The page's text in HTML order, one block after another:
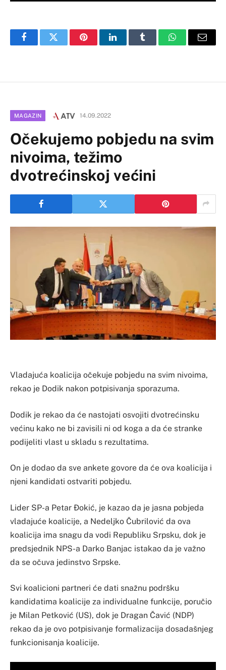
FacebookTwitter PinterestLinkedInTumblr WhatsAppEmail
MAGAZIN 14.09.2022
Očekujemo pobjedu na svim
nivoima, težimo
dvotrećinskoj većini
Vladajuća koalicija očekuje pobjedu na svim nivoima,
rekao je Dodik nakon potpisivanja sporazuma.
Dodik je rekao da će nastojati osvojiti dvotrećinsku
većinu kako ne bi zavisili ni od koga a da će stranke
podijeliti vlast u skladu s rezultatima.
On je dodao da sve ankete govore da će ova koalicija i
njeni kandidati ostvariti pobjedu.
Lider SP-a Petar Đokić, je kazao da je jasna pobjeda
vladajuće koalicije, a Nedeljko Čubrilović da ova
koalicija ima snagu da vodi Republiku Srpsku, dok je
predsjednik NPS-a Darko Banjac istakao da je važno
da se očuva jedinstvo Srpske.
Svi koalicioni partneri će dati snažnu podršku
kandidatima koalicije za individualne funkcije, poručio
je Milan Petković (US), dok je Dragan Čavić (NDP)
rekao da je ovo potpisivanje formalizacija dosadašnjeg
funkcionisanja koalicije.